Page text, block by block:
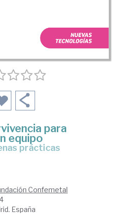
para
equipo
prácticas
Confemetal
España